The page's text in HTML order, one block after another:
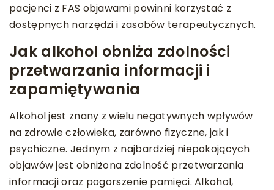
pacjenci z FAS objawami powinni korzystać z
dostępnych narzędzi i zasobów terapeutycznych.
Jak alkohol obniża zdolności
przetwarzania informacji i
zapamiętywania
Alkohol jest znany z wielu negatywnych wpływów
na zdrowie człowieka, zarówno fizyczne, jak i
psychiczne. Jednym z najbardziej niepokojących
objawów jest obniżona zdolność przetwarzania
informacji oraz pogorszenie pamięci. Alkohol,